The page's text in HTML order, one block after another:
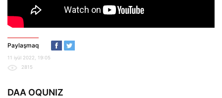
Paylaşmaq
11 iyül 2022, 19:05
2815
DAA OQUNIZ